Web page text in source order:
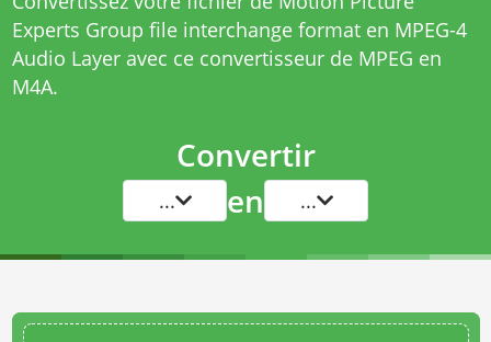
Experts Group file interchange format en MPEG-4
Audio Layer avec ce convertisseur de MPEG en
M4A.
Convertir
... en ...